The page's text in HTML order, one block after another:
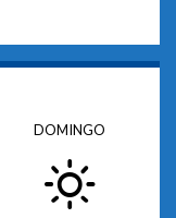
DOMINGO